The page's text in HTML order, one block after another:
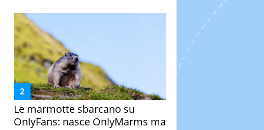
Le marmotte sbarcano su
OnlyFans: nasce OnlyMarms ma